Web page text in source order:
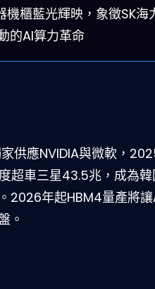
機櫃藍光輝映，象徵SK海
的AI算力革命
供應NVIDIA與微軟，
超車三星43.5兆，成為
2026年起HBM4量產將
。